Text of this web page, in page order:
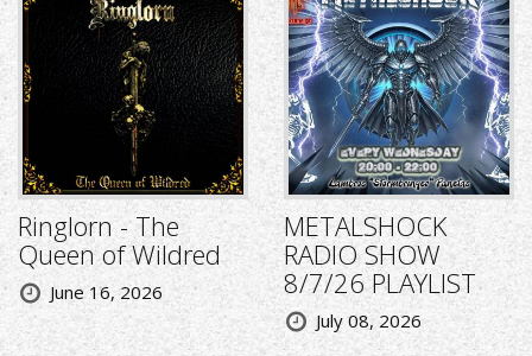
Ringlorn - The
Queen of Wildred
June 16, 2026
METALSHOCK
RADIO SHOW
8/7/26 PLAYLIST
July 08, 2026